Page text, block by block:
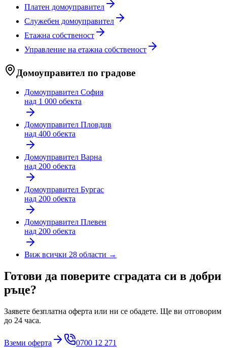
Платен домоуправител
Служебен домоуправител
Етажна собственост
Управление на етажна собственост
Домоуправител по градове
Домоуправител София
над 1 000 обекта
Домоуправител Пловдив
над 400 обекта
Домоуправител Варна
над 200 обекта
Домоуправител Бургас
над 200 обекта
Домоуправител Плевен
над 200 обекта
Виж всички 28 области →
Готови да поверите сградата си в добри
ръце?
Заявете безплатна оферта или ни се обадете. Ще ви отговорим
до 24 часа.
Вземи оферта 0700 12 271